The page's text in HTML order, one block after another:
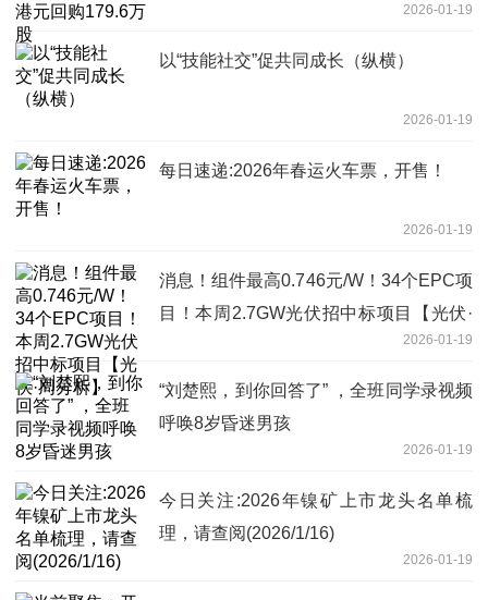
2026-01-19
以“技能社交”促共同成长（纵横）
2026-01-19
每日速递:2026年春运火车票，开售！
2026-01-19
消息！组件最高0.746元/W！34个EPC项
目！本周2.7GW光伏招中标项目【光伏·
2026-01-19
“刘楚熙，到你回答了” ，全班同学录视频
呼唤8岁昏迷男孩
2026-01-19
今日关注:2026年镍矿上市龙头名单梳
理，请查阅(2026/1/16)
2026-01-19